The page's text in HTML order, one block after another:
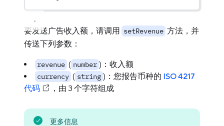
要发送广告收入额，请调用 setRevenue 方法，并
传送下列参数：
revenue ( number )：收入额
currency ( string )：您报告币种的 ISO 4217
代码
，由 3 个字符组成
更多信息